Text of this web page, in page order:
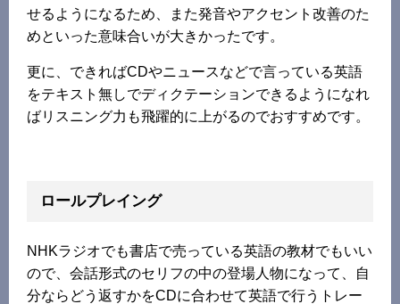
せるようになるため、また発音やアクセント改善のた
めといった意味合いが大きかったです。
更に、できればCDやニュースなどで言っている英語
をテキスト無しでディクテーションできるようになれ
ばリスニング力も飛躍的に上がるのでおすすめです。
ロールプレイング
NHKラジオでも書店で売っている英語の教材でもいい
ので、会話形式のセリフの中の登場人物になって、自
分ならどう返すかをCDに合わせて英語で行うトレー